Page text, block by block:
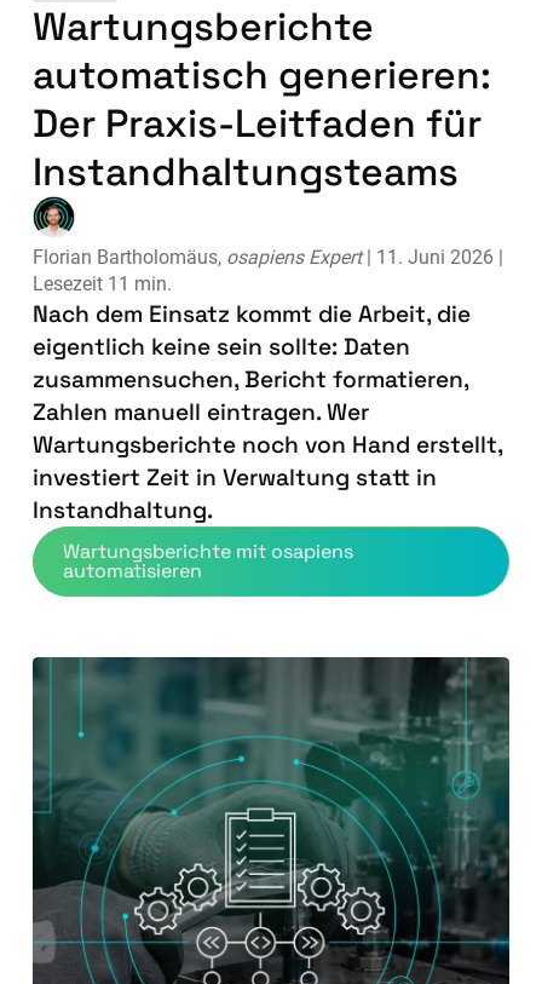
Wartungsberichte
automatisch generieren:
Der Praxis-Leitfaden für
Instandhaltungsteams
Florian Bartholomäus, osapiens Expert| 11. Juni 2026 |
Lesezeit 11 min.
Nach dem Einsatz kommt die Arbeit, die
eigentlich keine sein sollte: Daten
zusammensuchen, Bericht formatieren,
Zahlen manuell eintragen. Wer
Wartungsberichte noch von Hand erstellt,
investiert Zeit in Verwaltung statt in
Instandhaltung.
Wartungsberichte mit osapiens
automatisieren